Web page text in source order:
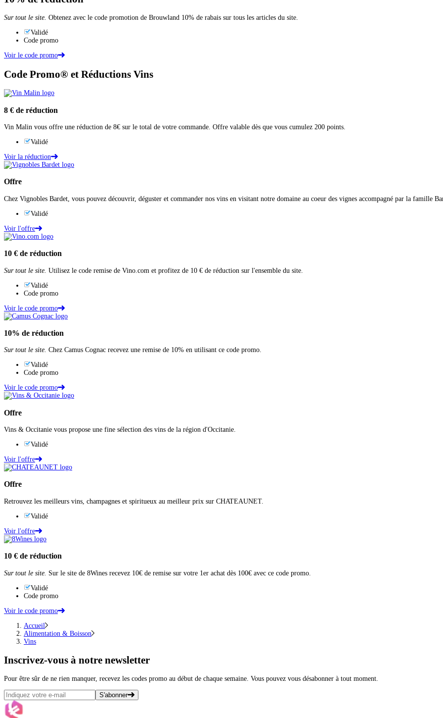
Sur tout le site. Obtenez avec le code promotion de Brouwland 10% de rabais sur tous les articles du site.
Validé
Code promo
Voir le code promo
Code Promo® et Réductions Vins
8 € de réduction
Vin Malin vous offre une réduction de 8€ sur le total de votre commande. Offre valable dès que vous cumulez 200 points.
Validé
Voir la réduction
Offre
Chez Vignobles Bardet, vous pouvez découvrir, déguster et commander nos vins en visitant notre domaine au coeur des vignes accompagné par la famille
Validé
Voir l'offre
10 € de réduction
Sur tout le site. Utilisez le code remise de Vino.com et profitez de 10 € de réduction sur l'ensemble du site.
Validé
Code promo
Voir le code promo
10% de réduction
Sur tout le site. Chez Camus Cognac recevez une remise de 10% en utilisant ce code promo.
Validé
Code promo
Voir le code promo
Offre
Vins & Occitanie vous propose une fine sélection des vins de la région d'Occitanie.
Validé
Voir l'offre
Offre
Retrouvez les meilleurs vins, champagnes et spiritueux au meilleur prix sur CHATEAUNET.
Validé
Voir l'offre
10 € de réduction
Sur tout le site. Sur le site de 8Wines recevez 10€ de remise sur votre 1er achat dès 100€ avec ce code promo.
Validé
Code promo
Voir le code promo
Accueil
Alimentation & Boisson
Vins
Inscrivez-vous à notre newsletter
Pour être sûr de ne rien manquer, recevez les codes promo au début de chaque semaine. Vous pouvez vous désabonner à tout moment.
S'abonner